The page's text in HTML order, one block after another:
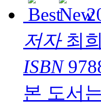
저자최
ISBN
본 도서